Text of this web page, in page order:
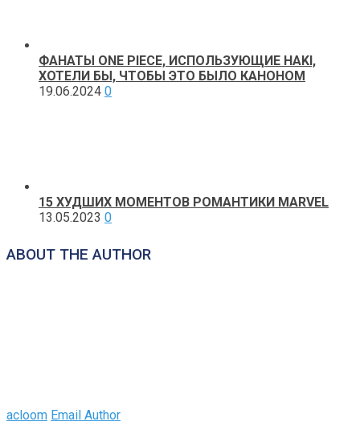
ФАНАТЫ ONE PIECE, ИСПОЛЬЗУЮЩИЕ HAKI,
ХОТЕЛИ БЫ, ЧТОБЫ ЭТО БЫЛО КАНОНОМ
19.06.2024 0
15 ХУДШИХ МОМЕНТОВ РОМАНТИКИ MARVEL
13.05.2023 0
ABOUT THE AUTHOR
acloom Email Author